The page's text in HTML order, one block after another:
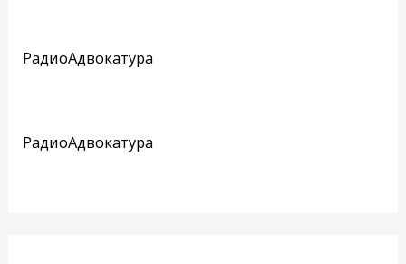
РадиоАдвокатура
РадиоАдвокатура